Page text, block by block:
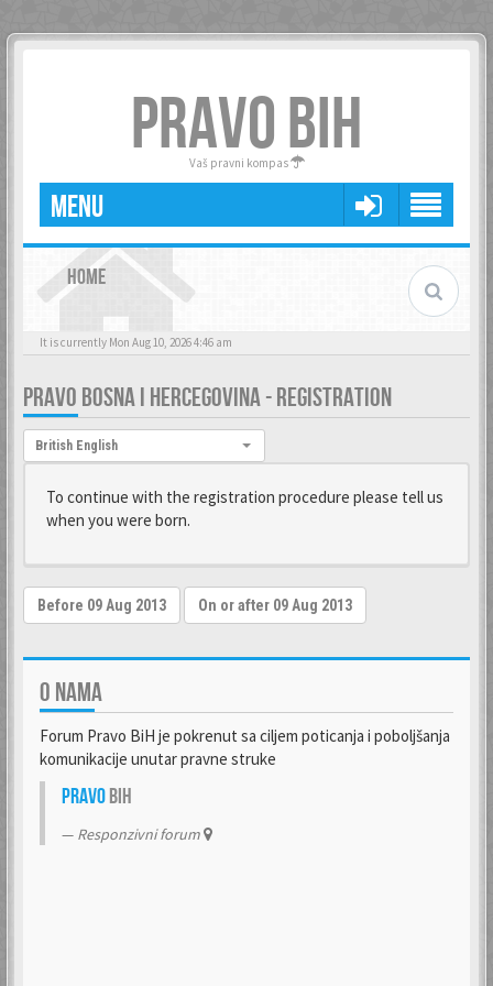
PRAVO BIH
Vaš pravni kompas
MENU
HOME
It is currently Mon Aug 10, 2026 4:46 am
PRAVO BOSNA I HERCEGOVINA - REGISTRATION
Language:
British English
To continue with the registration procedure please tell us
when you were born.
O NAMA
Forum Pravo BiH je pokrenut sa ciljem poticanja i poboljšanja
komunikacije unutar pravne struke
PravoBiH
Responzivni forum